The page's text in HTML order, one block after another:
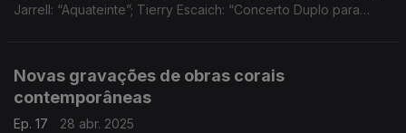
Jarrell: “Aquateinte”; Tierry Escaich: “Concerto Duplo para
Novas gravações de obras corais
contemporâneas
Ep. 17
28 abr. 2025